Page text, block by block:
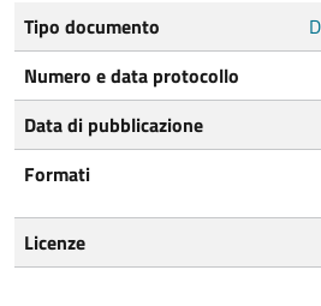
Tipo documento
Numero e data protocollo
Data di pubblicazione
Formati
Licenze